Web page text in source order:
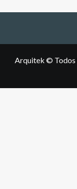
Arquitek © Todos